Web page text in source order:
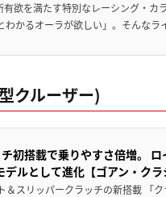
欲を満たす特別なレーシング・カ
わかるオーラが欲しい」。そんな
クルーザー)
初搭載で乗りやすさ倍増。
ルとして進化【ゴアン・クラ
＆スリッパークラッチの新搭載 「